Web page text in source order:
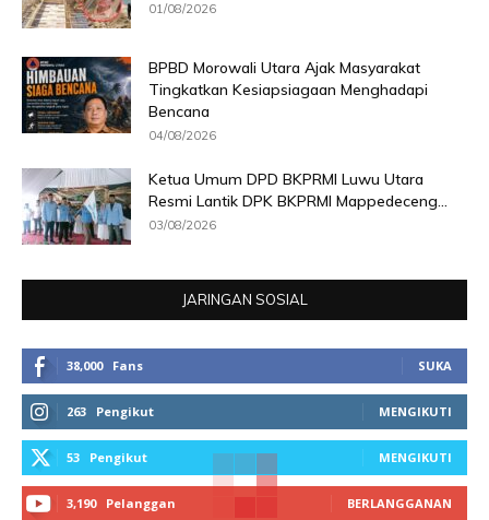
01/08/2026
BPBD Morowali Utara Ajak Masyarakat
Tingkatkan Kesiapsiagaan Menghadapi
Bencana
04/08/2026
Ketua Umum DPD BKPRMI Luwu Utara
Resmi Lantik DPK BKPRMI Mappedeceng...
03/08/2026
JARINGAN SOSIAL
38,000 Fans SUKA
263 Pengikut MENGIKUTI
53 Pengikut MENGIKUTI
3,190 Pelanggan BERLANGGANAN